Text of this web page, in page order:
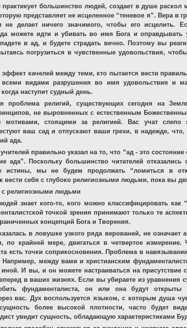
практикует большинство людей, создает в душе раскол
представляет не исцеленное “теневое я”. Вера в
не делает ничего значимого, чтобы его исцелить.
можете идти и убивать во имя Бога и
в ад, и будете страдать вечно. Поэтому вы
погрузиться в чувственные удовольствия,
качелей между теми, кто пытается вести
всеми видами разрушения во имя удовольствия и
наступит судный день.
проблема религий, существующих сегодня на
не выровненных с естественным
мотивами, стоящими за религией. Вас учат
ваш сад и отпускают ваши грехи, в надежде,
ада.
правильно указал на то, что “ад - это
ада”. Поскольку большинство читателей
истины, мы не будем продолжать “ломиться в
вести себя с глубоко религиозными людьми, пока вы
с религиозными людьми
знает кого-то, кого можно классифицировать как
точкой зрения принимают только те
концепций Бога и Творения.
в ловушке узкого ряда верований, не означает
по крайней мере, двигаться в четвертое
есть точки соприкосновения. Проблема в
Например, между вами и христианским
И вы, и он можете настраиваться на присутствие
в ваших жизнях. Если вы убираете из уравнения
фундаменталиста, он или она будут
вас. Дух воспользуется языком, с которым душа
более высокой плотности, часто будет
увидит сущность, обладающую характеристиками